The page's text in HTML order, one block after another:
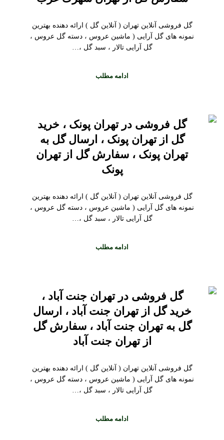
گل فروشی آنلاین تهران ( آنلاین گل ) ارائه دهنده بهترین
نمونه های گل آرایی ( ماشین عروس ، دسته گل عروس ،
گل آرایی تالار ، سبد گل ،…
ادامه مطلب
گل فروشی در تهران پونک ، خرید
گل از تهران پونک ، ارسال گل به
تهران پونک ، سفارش گل از تهران
پونک
گل فروشی آنلاین تهران ( آنلاین گل ) ارائه دهنده بهترین
نمونه های گل آرایی ( ماشین عروس ، دسته گل عروس ،
گل آرایی تالار ، سبد گل ،…
ادامه مطلب
گل فروشی در تهران جنت آباد ،
خرید گل از تهران جنت آباد ، ارسال
گل به تهران جنت آباد ، سفارش گل
از تهران جنت آباد
گل فروشی آنلاین تهران ( آنلاین گل ) ارائه دهنده بهترین
نمونه های گل آرایی ( ماشین عروس ، دسته گل عروس ،
گل آرایی تالار ، سبد گل ،…
ادامه مطلب